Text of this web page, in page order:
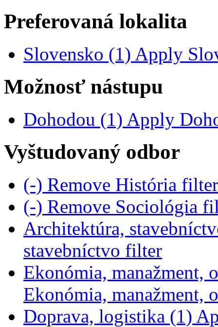
Preferovaná lokalita
Slovensko (1) Apply
Možnosť nástupu
Dohodou (1) Apply
Vyštudovaný odbor
(-) Remove História
(-) Remove Sociológia
Architektúra,
stavebníctvo filter
Ekonómia, manažment,
Ekonómia, manažment,
Doprava, logistika (1)